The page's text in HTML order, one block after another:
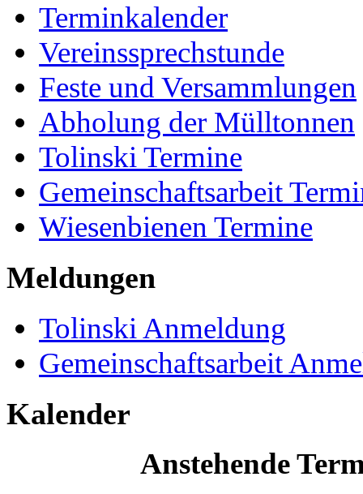
Terminkalender
Vereinssprechstunde
Feste und Versammlungen
Abholung der Mülltonnen
Tolinski Termine
Gemeinschaftsarbeit
Wiesenbienen Termine
Meldungen
Tolinski Anmeldung
Gemeinschaftsarbeit
Kalender
Anstehende